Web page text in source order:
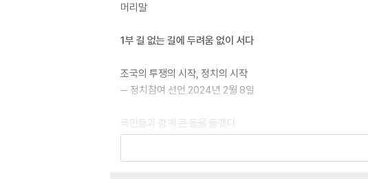
머리말
1부 길 없는 길에 두려움 없이 서다
조국의 투쟁의 시작, 정치의 시작
─ 정치참여 선언 2024년 2월 8일
국민들과 함께 큰 돌을 들겠다
─ 창당선언 2024년 2월 13일